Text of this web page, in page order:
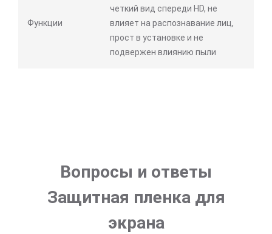
Функции
четкий вид спереди HD, не
влияет на распознавание лиц,
прост в установке и не
подвержен влиянию пыли
Вопросы и ответы
Защитная пленка для
экрана